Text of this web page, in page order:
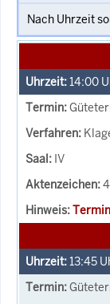
14:00
IV
13:45